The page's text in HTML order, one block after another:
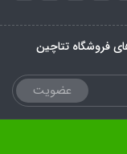
فروشگاه تتاچین
عضویت